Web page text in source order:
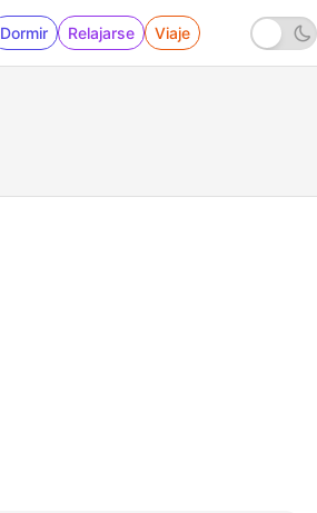
Dormir Relajarse Viaje